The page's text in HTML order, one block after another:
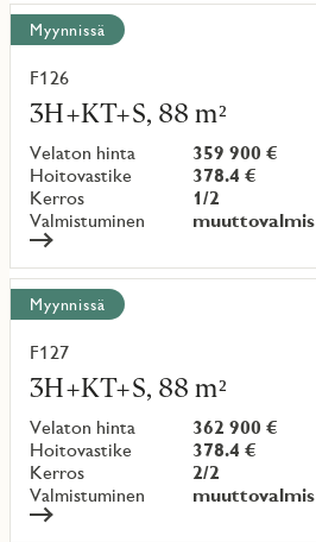
Myynnissä
F126
3H+KT+S, 88 m²
Velaton hinta
359 900 €
Hoitovastike
378.4 €
Kerros
1/2
Valmistuminen
muuttovalmis
Lue
lisää
kohteesta
Myynnissä
F127
3H+KT+S, 88 m²
Velaton hinta
362 900 €
Hoitovastike
378.4 €
Kerros
2/2
Valmistuminen
muuttovalmis
Lue
lisää
kohteesta